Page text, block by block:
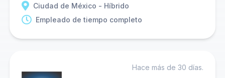
Ciudad de México - Híbrido
Empleado de tiempo completo
Hace más de 30 días.